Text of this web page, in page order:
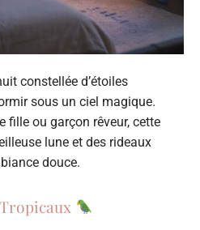
constellée d’étoiles
sous un ciel magique.
fille ou garçon rêveur, cette
lune et des rideaux
douce.